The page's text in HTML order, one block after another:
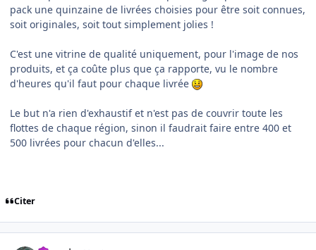
pack une quinzaine de livrées choisies pour être soit connues,
soit originales, soit tout simplement jolies !
C'est une vitrine de qualité uniquement, pour l'image de nos
produits, et ça coûte plus que ça rapporte, vu le nombre
d'heures qu'il faut pour chaque livrée
Le but n'a rien d'exhaustif et n'est pas de couvrir toute les
flottes de chaque région, sinon il faudrait faire entre 400 et
500 livrées pour chacun d'elles...
Citer